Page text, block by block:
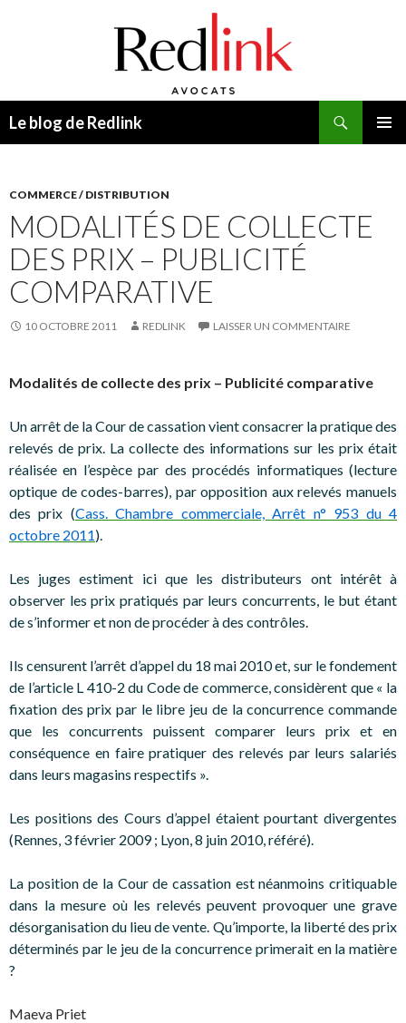
Le blog de Redlink
COMMERCE / DISTRIBUTION
MODALITÉS DE COLLECTE
DES PRIX – PUBLICITÉ
COMPARATIVE
10 OCTOBRE 2011 REDLINK LAISSER UN COMMENTAIRE
Modalités de collecte des prix – Publicité comparative
Un arrêt de la Cour de cassation vient consacrer la pratique des
relevés de prix. La collecte des informations sur les prix était
réalisée en l’espèce par des procédés informatiques (lecture
optique de codes-barres), par opposition aux relevés manuels
des prix (Cass. Chambre commerciale, Arrêt n° 953 du 4
octobre 2011).
Les juges estiment ici que les distributeurs ont intérêt à
observer les prix pratiqués par leurs concurrents, le but étant
de s’informer et non de procéder à des contrôles.
Ils censurent l’arrêt d’appel du 18 mai 2010 et, sur le fondement
de l’article L 410-2 du Code de commerce, considèrent que « la
fixation des prix par le libre jeu de la concurrence commande
que les concurrents puissent comparer leurs prix et en
conséquence en faire pratiquer des relevés par leurs salariés
dans leurs magasins respectifs ».
Les positions des Cours d’appel étaient pourtant divergentes
(Rennes, 3 février 2009 ; Lyon, 8 juin 2010, référé).
La position de la Cour de cassation est néanmoins critiquable
dans la mesure où les relevés peuvent provoquer une grave
désorganisation du lieu de vente. Qu’importe, la liberté des prix
déterminés par le jeu de la concurrence primerait en la matière
?
Maeva Priet